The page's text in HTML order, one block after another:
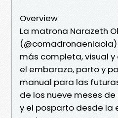
Overview
La matrona Narazeth
más completa, visual
el embarazo, parto y
manual para las
de los nueve meses
y el posparto desde la